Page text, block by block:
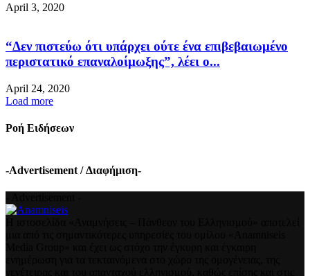
April 3, 2020
“Δεν πιστεύω ότι υπάρχει ούτε ένα επιβεβαιωμένο
περιστατικό επαναλοίμωξης”, λέει ο...
April 24, 2020
Load more
Ροή Ειδήσεων
-Advertisement / Διαφήμιση-